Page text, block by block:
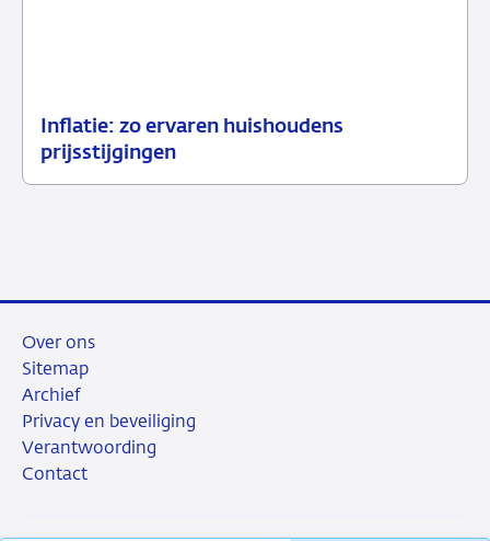
Inflatie: zo ervaren huishoudens
prijsstijgingen
23
Achtergrond
Over ons
Sitemap
Archief
Privacy en beveiliging
Verantwoording
Contact